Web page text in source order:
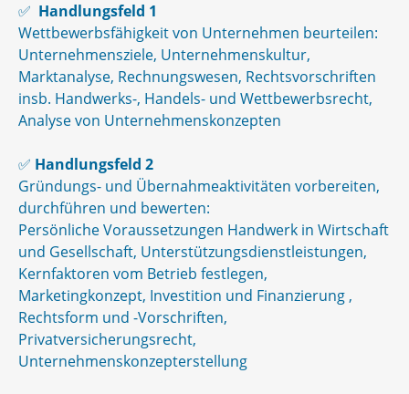
✅ Handlungsfeld 1
Wettbewerbsfähigkeit von Unternehmen beurteilen:
Unternehmensziele, Unternehmenskultur,
Marktanalyse, Rechnungswesen, Rechtsvorschriften
insb. Handwerks-, Handels- und Wettbewerbsrecht,
Analyse von Unternehmenskonzepten
✅ Handlungsfeld 2
Gründungs- und Übernahmeaktivitäten vorbereiten,
durchführen und bewerten:
Persönliche Voraussetzungen Handwerk in Wirtschaft
und Gesellschaft, Unterstützungsdienstleistungen,
Kernfaktoren vom Betrieb festlegen,
Marketingkonzept, Investition und Finanzierung ,
Rechtsform und -Vorschriften,
Privatversicherungsrecht,
Unternehmenskonzepterstellung